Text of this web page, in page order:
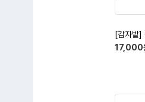
[감자밭
17,000